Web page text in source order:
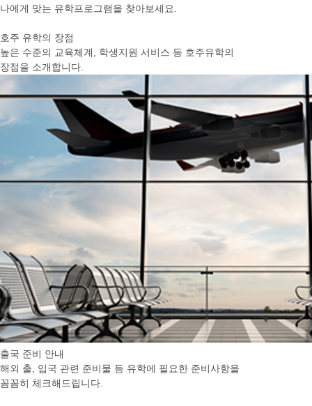
나에게 맞는 유학프로그램을 찾아보세요.
호주 유학의 장점
높은 수준의 교육체계, 학생지원 서비스 등 호주유학의
장점을 소개합니다.
출국 준비 안내
해외 출, 입국 관련 준비물 등 유학에 필요한 준비사항을
꼼꼼히 체크해드립니다.